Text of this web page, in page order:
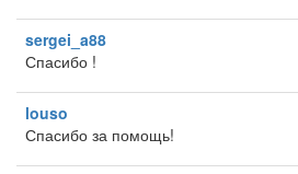
sergei_a88
Спасибо !
louso
Спасибо за помощь!